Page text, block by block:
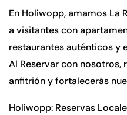
En Holiwopp, amamos La
a visitantes con
restaurantes auténticos y
Al Reservar con nosotros,
anfitrión y fortalecerás
Holiwopp: Reservas